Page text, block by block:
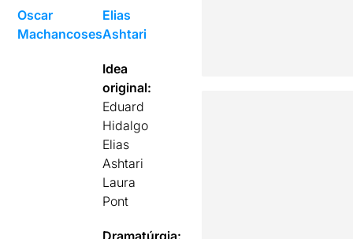
Oscar
Machancoses
Elias
Ashtari
Idea
original:
Eduard
Hidalgo
Elias
Ashtari
Laura
Pont
Dramatúrgia: